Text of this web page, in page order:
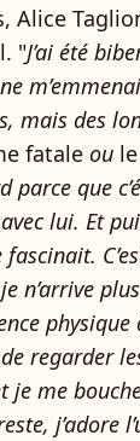
Alice
"J’ai été
mais des
fatale ou
parce que
lui. Et
n’arrive
physique
de regarder
je me
j’adore